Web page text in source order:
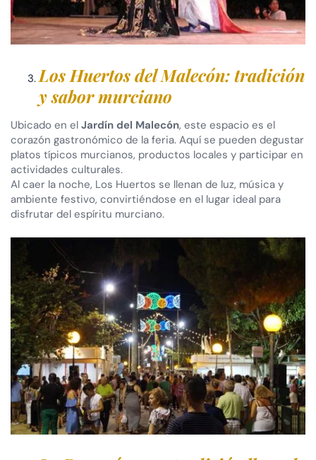
Los Huertos del Malecón: tradición
y sabor murciano
Ubicado en el Jardín del Malecón, este espacio es el
corazón gastronómico de la feria. Aquí se pueden degustar
platos típicos murcianos, productos locales y participar en
actividades culturales.
Al caer la noche, Los Huertos se llenan de luz, música y
ambiente festivo, convirtiéndose en el lugar ideal para
disfrutar del espíritu murciano.